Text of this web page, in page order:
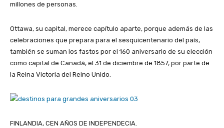
millones de personas.
Ottawa, su capital, merece capítulo aparte, porque además de las
celebraciones que prepara para el sesquicentenario del país,
también se suman los fastos por el 160 aniversario de su elección
como capital de Canadá, el 31 de diciembre de 1857, por parte de
la Reina Victoria del Reino Unido.
FINLANDIA, CEN AÑOS DE INDEPENDECIA.